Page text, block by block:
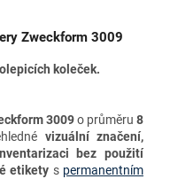
Zweckform 3009
koleček.
3009o průměru 8
vizuální značení,
bez použití
etikety s permanentním